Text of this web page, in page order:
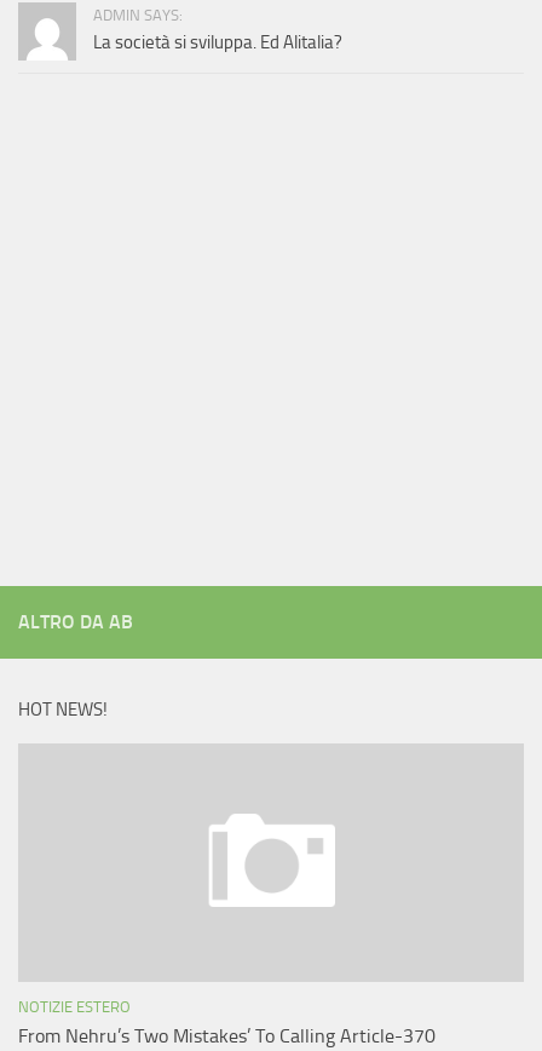
ADMIN SAYS:
La società si sviluppa. Ed Alitalia?
ALTRO DA AB
HOT NEWS!
NOTIZIE ESTERO
From Nehru’s Two Mistakes’ To Calling Article-370